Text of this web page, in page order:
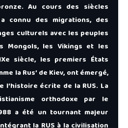
Au cours des siècles
connu des migrations, des
culturels avec les peuples
Mongols, les Vikings et les
siècle, les premiers États
la Rus’ de Kiev, ont émergé,
l’histoire écrite de la RUS. La
orthodoxe par le
a été un tournant majeur
la RUS à la civilisation